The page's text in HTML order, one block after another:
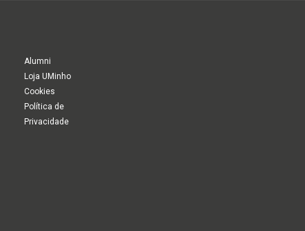
Alumni
Loja UMinho
Cookies
Política de
Privacidade